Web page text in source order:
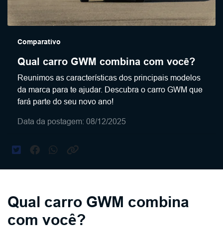
Comparativo
Qual carro GWM combina com você?
Reunimos as características dos principais modelos
da marca para te ajudar. Descubra o carro GWM que
fará parte do seu novo ano!
Data da postagem: 08/12/2025
Qual carro GWM combina
com você?